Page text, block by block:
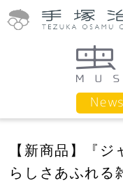
News
【新商品】『
らしさあふれる